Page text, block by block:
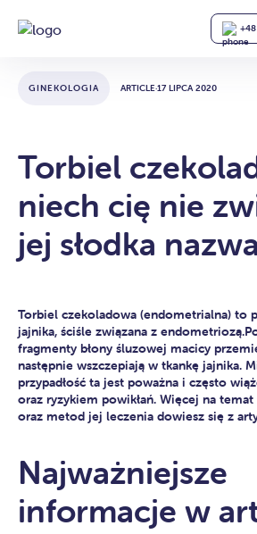
GINEKOLOGIA ARTICLE·17 LIPCA 2020
Torbiel
niech cię nie
jej słodka
Torbiel czekoladowa (endometrialna) to
jajnika, ściśle związana z
fragmenty błony śluzowej macicy
następnie wszczepiają w tkankę jajnika.
przypadłość ta jest poważna i często
oraz ryzykiem powikłań. Więcej na
oraz metod jej leczenia dowiesz się z
Najważniejsze
informacje w